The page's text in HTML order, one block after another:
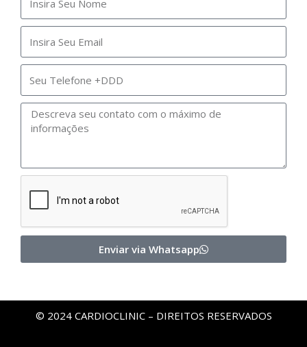
Enviar via Whatsapp
© 2024 CARDIOCLINIC – DIREITOS RESERVADOS